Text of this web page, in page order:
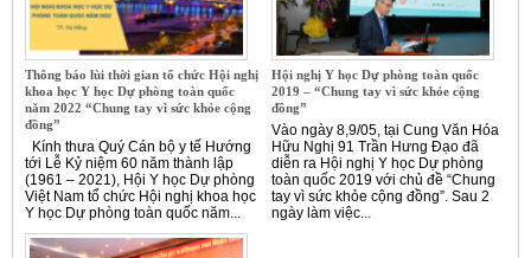
Thông báo lùi thời gian tổ chức Hội nghị
khoa học Y học Dự phòng toàn quốc
năm 2022 “Chung tay vì sức khỏe cộng
đồng”
Kính thưa Quý Cán bộ y tế Hướng
tới Lễ Kỷ niệm 60 năm thành lập
(1961 – 2021), Hội Y học Dự phòng
Việt Nam tổ chức Hội nghị khoa học
Y học Dự phòng toàn quốc năm...
Hội nghị Y học Dự phòng toàn quốc
2019 – “Chung tay vì sức khỏe cộng
đồng”
Vào ngày 8,9/05, tại Cung Văn Hóa
Hữu Nghị 91 Trần Hưng Đạo đã
diễn ra Hội nghị Y học Dự phòng
toàn quốc 2019 với chủ đề “Chung
tay vì sức khỏe cộng đồng”. Sau 2
ngày làm việc...